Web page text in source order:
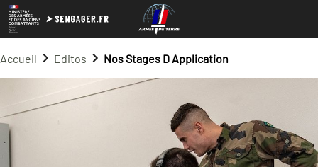
Accueil Editos Nos Stages D Application